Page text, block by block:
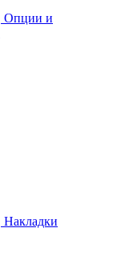
Опции и
Накладки